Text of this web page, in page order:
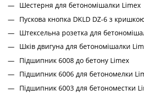
Шестерня для бетономішалки Limex
Пускова кнопка DKLD DZ-6 з
Штексельна розетка для
Шків двигуна для бетономішалки
Підшипник 6008 до бетону Limex
Підшипник 6006 для бетономелки
Підшипник 6003 для бетономестки